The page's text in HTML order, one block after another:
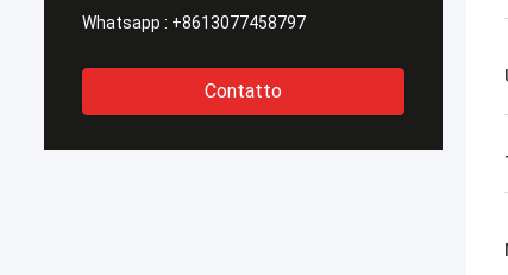
Whatsapp : +8613077458797
Contatto